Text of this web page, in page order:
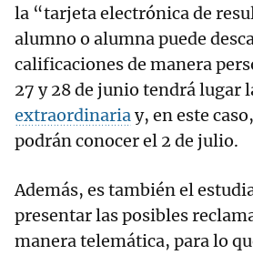
la “tarjeta electrónica de
alumno o alumna puede
calificaciones de manera
27 y 28 de junio tendrá lugar
extraordinariay, en este
podrán conocer el 2 de julio.
Además, es también el
presentar las posibles
manera telemática, para lo